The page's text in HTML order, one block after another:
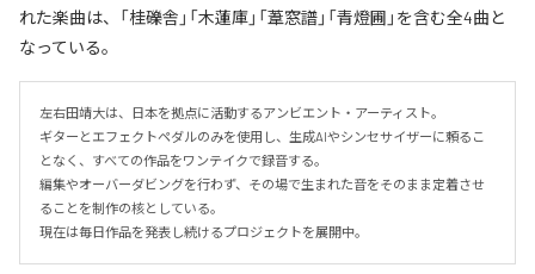
れた楽曲は、「桂礫舎」「木蓮庫」「葦窓譜」「青燈圃」を含む全4曲と
なっている。
左右田靖大は、日本を拠点に活動するアンビエント・アーティスト。
ギターとエフェクトペダルのみを使用し、生成AIやシンセサイザーに頼るこ
となく、すべての作品をワンテイクで録音する。
編集やオーバーダビングを行わず、その場で生まれた音をそのまま定着させ
ることを制作の核としている。
現在は毎日作品を発表し続けるプロジェクトを展開中。